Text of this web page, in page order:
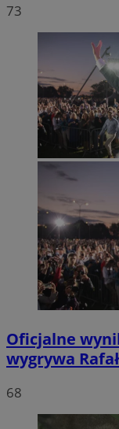
73
Oficjalne
wygrywa
68